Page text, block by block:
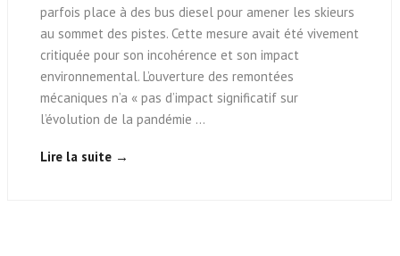
parfois place à des bus diesel pour amener les skieurs
au sommet des pistes. Cette mesure avait été vivement
critiquée pour son incohérence et son impact
environnemental. L’ouverture des remontées
mécaniques n’a « pas d’impact significatif sur
l’évolution de la pandémie …
Lire la suite →